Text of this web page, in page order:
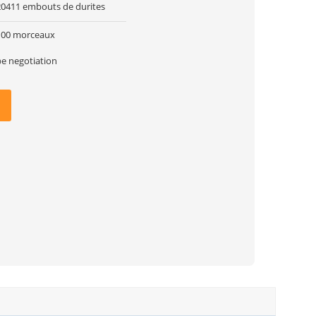
embouts de durites
morceaux
negotiation